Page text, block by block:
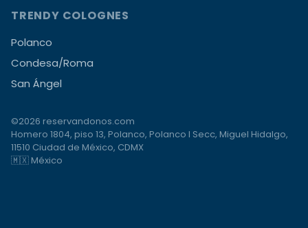
TRENDY COLOGNES
Polanco
Condesa/Roma
San Ángel
©2026 reservandonos.com
Homero 1804, piso 13, Polanco, Polanco I Secc, Miguel Hidalgo,
11510 Ciudad de México, CDMX
🇲🇽 México